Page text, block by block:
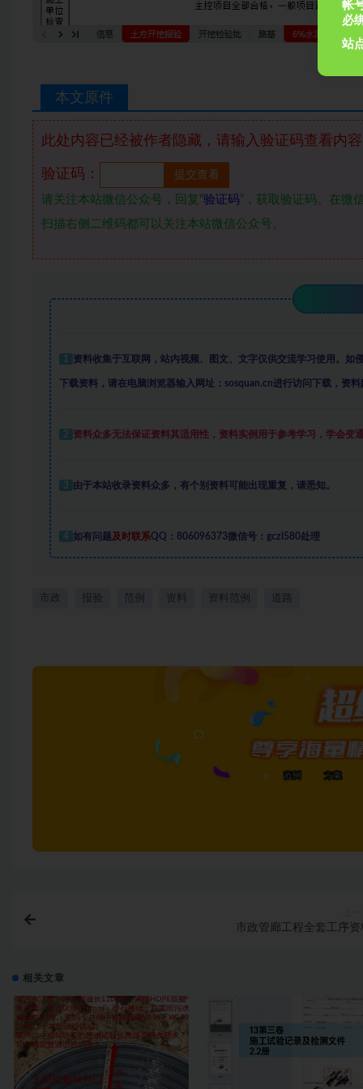
本文原件
此处内容已经被作者隐藏，请输入验证码查看内容
验证码：
请关注本站微信公众号，回复“验证码”，获取验证码。在微
扫描右侧二维码都可以关注本站微信公众号。
1 资料收集于互联网 ， 站内视频、图文、文字仅供交流学习使用。如
下载资料，请在电脑浏览器输入网址：sosquan.cn进行访问下载， 资料
2 资料众多无法保证资料其适用性，资料实例 用于参考学习，学会变
3 由于本站收录资料众多，有个别资料可能出现重复，请悉知。
4 如有问题及时联系QQ：806096373微信号：gczl580处理
市政 报验 范例 资料 资料范例 道路
市政管廊工程全套工序资
相关文章
帐
必
站